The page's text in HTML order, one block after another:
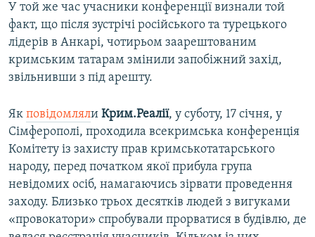
У той же час учасники конференції визнали той
факт, що після зустрічі російського та турецького
лідерів в Анкарі, чотирьом заарештованим
кримським татарам змінили запобіжний захід,
звільнивши з під арешту.
Як повідомляли Крим.Реалії, у суботу, 17 січня, у
Сімферополі, проходила всекримська конференція
Комітету із захисту прав кримськотатарського
народу, перед початком якої прибула група
невідомих осіб, намагаючись зірвати проведення
заходу. Близько трьох десятків людей з вигуками
«провокатори» спробували прорватися в будівлю, де